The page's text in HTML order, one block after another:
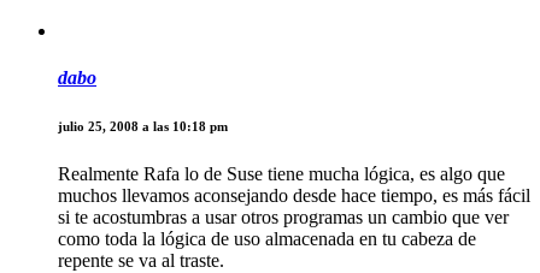
dabo
julio 25, 2008 a las 10:18 pm
Realmente Rafa lo de Suse tiene mucha lógica, es algo que
muchos llevamos aconsejando desde hace tiempo, es más fácil
si te acostumbras a usar otros programas un cambio que ver
como toda la lógica de uso almacenada en tu cabeza de
repente se va al traste.